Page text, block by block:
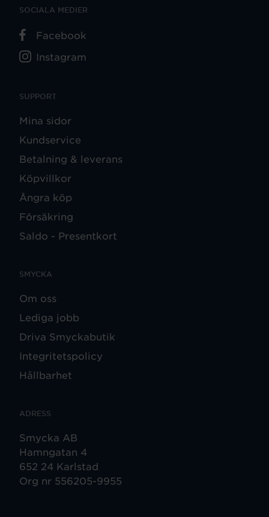
SUPPORT
Mina sidor
Kundservice
Betalning & leverans
Köpvillkor
Ångra köp
Försäkring
Saldo - Presentkort
SMYCKA
Om oss
Lediga jobb
Driva Smyckabutik
Integritetspolicy
Hållbarhet
ADRESS
Smycka AB
Hamngatan 4
652 24 Karlstad
Org nr 556205-9955
SOCIALA MEDIER
Facebook
Instagram